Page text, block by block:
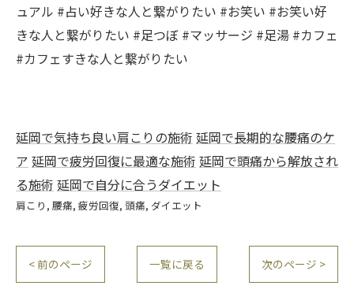
ュアル #占い好きな人と繋がりたい #お笑い #お笑い好
きな人と繋がりたい #足つぼ #マッサージ #足湯 #カフェ
#カフェすきな人と繋がりたい
延岡で気持ち良い肩こりの施術 延岡で長期的な腰痛のケ
ア 延岡で疲労回復に最適な施術 延岡で頭痛から解放され
る施術 延岡で自分に合うダイエット
肩こり 腰痛 疲労回復 頭痛 ダイエット
< 前のページ 一覧に戻る 次のページ >